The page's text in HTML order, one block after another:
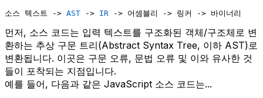
소스 텍스트 -> AST -> IR -> 어셈블리 -> 링커 -> 바이너리
먼저, 소스 코드는 입력 텍스트를 구조화된 객체/구조체로 변
환하는 추상 구문 트리(Abstract Syntax Tree, 이하 AST)로
변환됩니다. 이곳은 구문 오류, 문법 오류 및 이와 유사한 것
들이 포착되는 지점입니다.
예를 들어, 다음과 같은 JavaScript 소스 코드는...